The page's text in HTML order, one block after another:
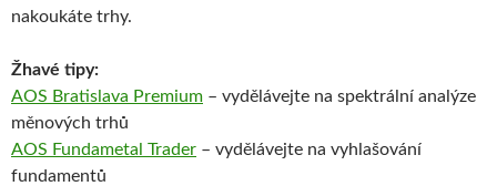
nakoukáte trhy.
Žhavé tipy:
AOS Bratislava Premium – vydělávejte na spektrální analýze
měnových trhů
AOS Fundametal Trader – vydělávejte na vyhlašování
fundamentů